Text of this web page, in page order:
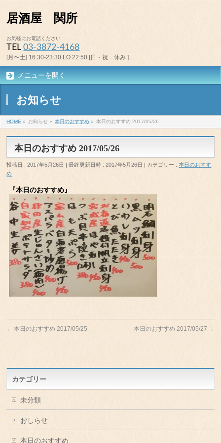
居酒屋 関所
お気軽にお電話ください
TEL03-3872-4168
[月〜土] 16:30-23:30 LO 22:50 [日・祝 休み ]
メニューを開く
お知らせ
HOME » お知らせ » 本日のおすすめ » 本日のおすすめ 2017/05/26
本日のおすすめ 2017/05/26
投稿日 : 2017年5月26日 最終更新日時 : 2017年5月26日 カテゴリー :本日のおすす
め
『本日のおすすめ』
← 本日のおすすめ 2017/05/25 本日のおすすめ 2017/05/27 →
カテゴリー
未分類
おしらせ
本日のおすすめ